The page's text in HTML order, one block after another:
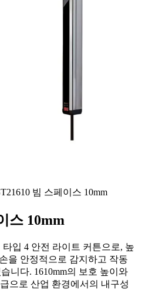
빔 스페이스 10mm
스 10mm
타입 4 안전 라이트 커튼으로, 높
을 안정적으로 감지하고 작동
니다. 1610mm의 보호 높이와
으로 산업 환경에서의 내구성